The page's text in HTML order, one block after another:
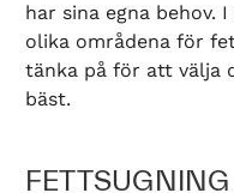
har sina egna behov.
olika områdena för
tänka på för att välja
bäst.